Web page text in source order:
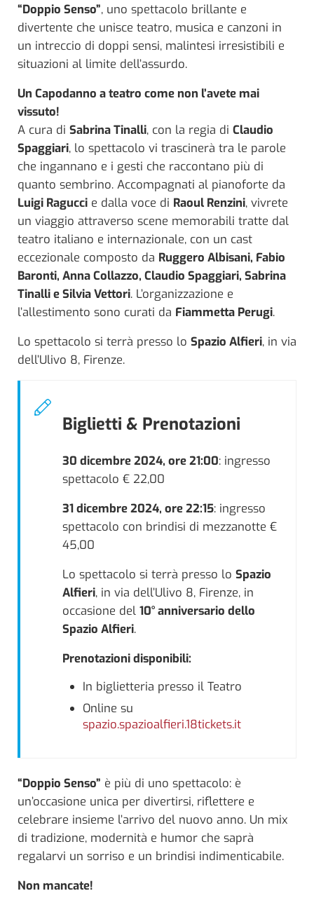
“Doppio Senso”, uno spettacolo brillante e
divertente che unisce teatro, musica e canzoni in
un intreccio di doppi sensi, malintesi irresistibili e
situazioni al limite dell’assurdo.
Un Capodanno a teatro come non l’avete mai
vissuto!
A cura di Sabrina Tinalli, con la regia di Claudio
Spaggiari, lo spettacolo vi trascinerà tra le parole
che ingannano e i gesti che raccontano più di
quanto sembrino. Accompagnati al pianoforte da
Luigi Raguccie dalla voce di Raoul Renzini, vivrete
un viaggio attraverso scene memorabili tratte dal
teatro italiano e internazionale, con un cast
eccezionale composto da Ruggero Albisani, Fabio
Baronti, Anna Collazzo, Claudio Spaggiari, Sabrina
Tinalli e Silvia Vettori. L’organizzazione e
l’allestimento sono curati da Fiammetta Perugi.
Lo spettacolo si terrà presso lo Spazio Alfieri, in via
dell’Ulivo 8, Firenze.
Biglietti & Prenotazioni
30 dicembre 2024, ore 21:00: ingresso
spettacolo € 22,00
31 dicembre 2024, ore 22:15: ingresso
spettacolo con brindisi di mezzanotte €
45,00
Lo spettacolo si terrà presso lo Spazio
Alfieri, in via dell’Ulivo 8, Firenze, in
occasione del 10° anniversario dello
Spazio Alfieri.
Prenotazioni disponibili:
In biglietteria presso il Teatro
Online su
spazio.spazioalfieri.18tickets.it
“Doppio Senso” è più di uno spettacolo: è
un’occasione unica per divertirsi, riflettere e
celebrare insieme l’arrivo del nuovo anno. Un mix
di tradizione, modernità e humor che saprà
regalarvi un sorriso e un brindisi indimenticabile.
Non mancate!